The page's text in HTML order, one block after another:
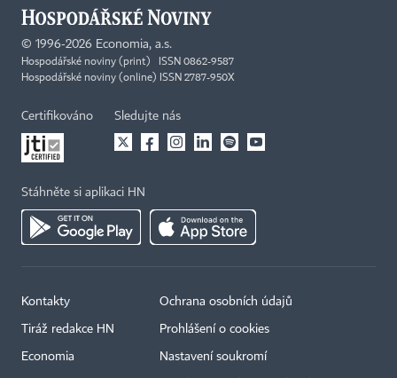
© 1996-2026 Economia, a.s.
Hospodářské noviny (print) ISSN 0862-9587
Hospodářské noviny (online) ISSN 2787-950X
Certifikováno Sledujte nás
Stáhněte si aplikaci HN
Kontakty
Tiráž redakce HN
Economia
Ochrana osobních údajů
Prohlášení o cookies
Nastavení soukromí